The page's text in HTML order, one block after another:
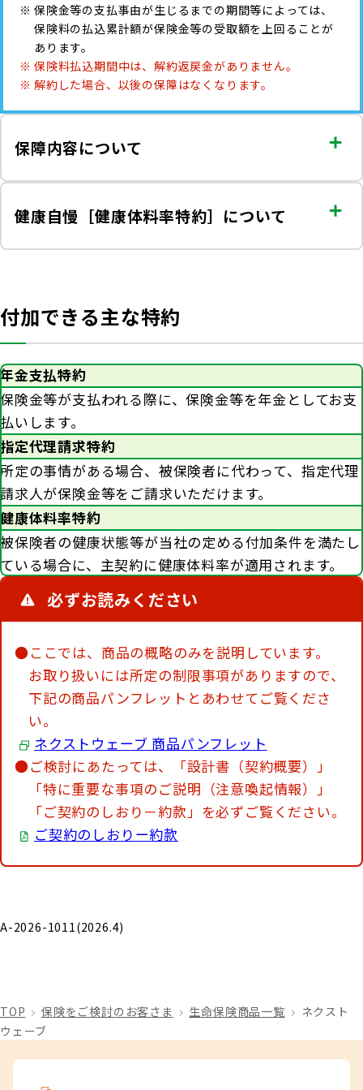
保険金等の支払事由が生じるまでの期間等によっては、
保険料の払込累計額が保険金等の受取額を上回ることが
あります。
保険料払込期間中は、解約返戻金がありません。
解約した場合、以後の保障はなくなります。
保障内容について
健康自慢［健康体料率特約］について
付加できる主な特約
年金支払特約
保険金等が支払われる際に、保険金等を年金としてお支
払いします。
指定代理請求特約
所定の事情がある場合、被保険者に代わって、指定代理
請求人が保険金等をご請求いただけます。
健康体料率特約
被保険者の健康状態等が当社の定める付加条件を満たし
ている場合に、主契約に健康体料率が適用されます。
必ずお読みください
●ここでは、商品の概略のみを説明しています。
お取り扱いには所定の制限事項がありますので、
下記の商品パンフレットとあわせてご覧くださ
い。
ネクストウェーブ 商品パンフレット
●ご検討にあたっては、「設計書（契約概要）」
「特に重要な事項のご説明（注意喚起情報）」
「ご契約のしおり－約款」を必ずご覧ください。
ご契約のしおりー約款
A-2026-1011(2026.4)
TOP 保険をご検討のお客さま 生命保険商品一覧
ネクスト
ウェーブ